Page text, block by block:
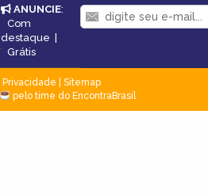
ANUNCIE:
Com
destaque |
Grátis
Privacidade
Sitemap
pelo time do EncontraBrasil